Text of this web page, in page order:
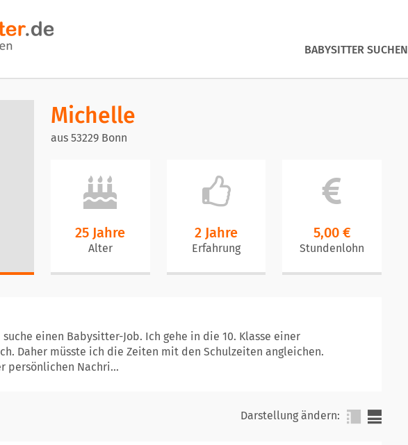
BABYSITTER SUCHEN
Michelle
aus 53229 Bonn
25 Jahre
Alter
2 Jahre
Erfahrung
5,00 €
Stundenlohn
einen Babysitter-Job. Ich gehe in die 10. Klasse einer
Daher müsste ich die Zeiten mit den Schulzeiten angleichen.
persönlichen Nachri...
Darstellung ändern: